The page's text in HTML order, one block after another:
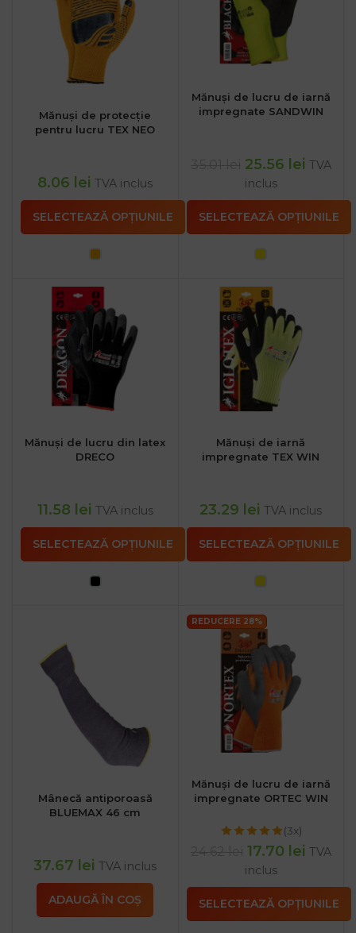
Mănuși de protecție
pentru lucru TEX NEO
8.06 lei TVA inclus
SELECTEAZĂ OPȚIUNILE
Mănuși de lucru de iarnă
impregnate SANDWIN
25.56 lei TVA
inclus
SELECTEAZĂ OPȚIUNILE
Mănuși de lucru din latex
DRECO
11.58 lei TVA inclus
SELECTEAZĂ OPȚIUNILE
Mănuși de iarnă
impregnate TEX WIN
23.29 lei TVA inclus
SELECTEAZĂ OPȚIUNILE
Mânecă antiporoasă
BLUEMAX 46 cm
37.67 lei TVA inclus
ADAUGĂ ÎN COȘ
REDUCERE 28%
Mănuși de lucru de iarnă
impregnate ORTEC WIN
(3x)
17.70 lei TVA
inclus
SELECTEAZĂ OPȚIUNILE